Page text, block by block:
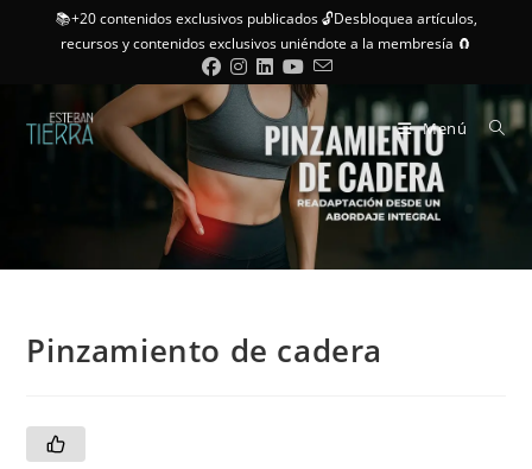
📚+20 contenidos exclusivos publicados 🔓Desbloquea artículos,
recursos y contenidos exclusivos uniéndote a la membresía 🧲
Menú
Pinzamiento de cadera